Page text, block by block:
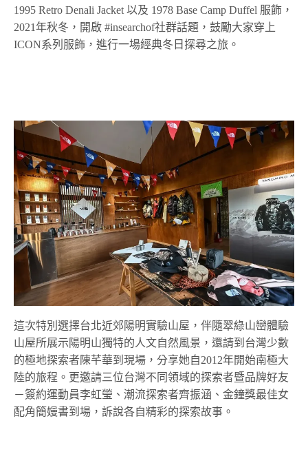
1995 Retro Denali Jacket 以及 1978 Base Camp Duffel 服飾，
2021年秋冬，開啟 #insearchof社群話題，鼓勵大家穿上
ICON系列服飾，進行一場經典冬日探尋之旅。
這次特別選擇台北近郊陽明實驗山屋，伴隨翠綠山巒體驗
山屋所展示陽明山獨特的人文自然風景，還請到台灣少數
的極地探索者陳芊華到現場，分享她自2012年開始南極大
陸的旅程。更邀請三位台灣不同領域的探索者暨品牌好友
－簽約運動員李虹瑩、潮流探索者齊振涵、金鐘獎最佳女
配角簡嫚書到場，訴說各自精彩的探索故事。